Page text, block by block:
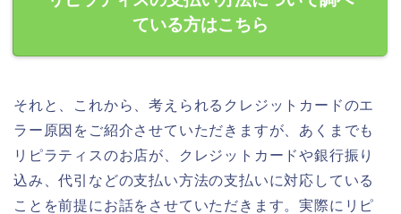
ている方はこちら
それと、これから、考えられるクレジットカードのエ
ラー原因をご紹介させていただきますが、あくまでも
リピラティスのお店が、クレジットカードや銀行振り
込み、代引などの支払い方法の支払いに対応している
ことを前提にお話をさせていただきます。実際にリピ